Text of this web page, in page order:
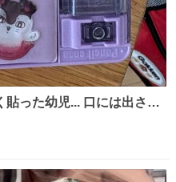
った幼児... 口には出さぬ
ッ